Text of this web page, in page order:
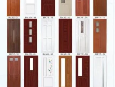
nội
thành
Bộ
Tổng
bộ cửa